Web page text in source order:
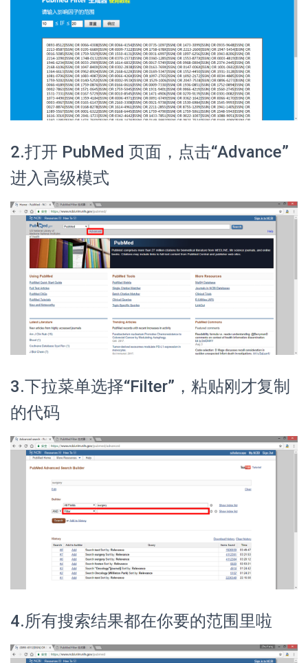
2.打开 PubMed 页面，点击“Advance”
进入高级模式
3.下拉菜单选择“Filter”，粘贴刚才复制
的代码
4.所有搜索结果都在你要的范围里啦